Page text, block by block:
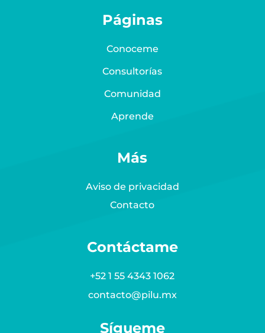
Páginas
Conoceme
Consultorías
Comunidad
Aprende
Más
Aviso de privacidad
Contacto
Contáctame
+52 1 55 4343 1062
contacto@pilu.mx
Sígueme